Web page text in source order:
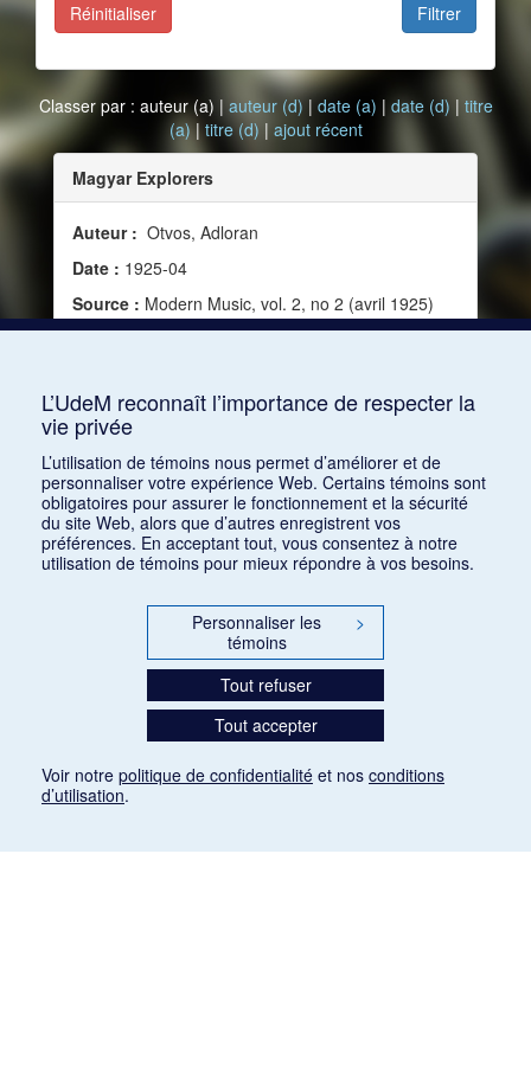
Filtrer
Réinitialiser
Classer par : auteur (a) | auteur (d) | date (a) | date (d) | titre
(a)| titre (d) | ajout récent
Magyar Explorers
Auteur : Otvos, Adloran
Date : 1925-04
Source : Modern Music, vol. 2, no 2 (avril 1925)
L’UdeM reconnaît l’importance de respecter la
vie privée
L’utilisation de témoins nous permet d’améliorer et de
personnaliser votre expérience Web. Certains témoins sont
obligatoires pour assurer le fonctionnement et la sécurité
du site Web, alors que d’autres enregistrent vos
préférences. En acceptant tout, vous consentez à notre
utilisation de témoins pour mieux répondre à vos besoins.
Personnaliser les
témoins
>
Tout refuser
Tout accepter
Voir notre politique de confidentialité et nos conditions
d’utilisation.